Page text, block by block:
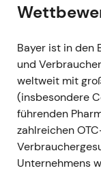
nach dem
### H2 2023 –
2024) - Die
durch
Das dritte
Crop-Science-
Gesamtjahr
Bayer ist in den
und
weltweit mit
(insbesondere
führenden
zahlreichen
Unternehmens